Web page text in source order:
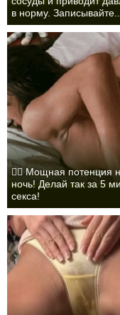
в норму. Записывайте...
❤️‍🔥 Мощная потенция
ночь! Делай так за 5
секса!